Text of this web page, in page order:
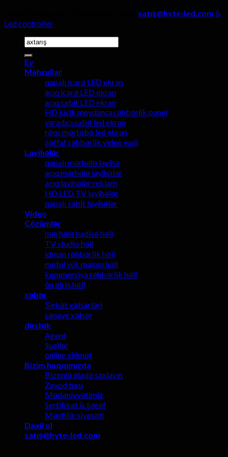
satış@hyte-led.com &
Led controller
Axtarmaq:
Ev
Məhsullar
qapalı icarə LED ekran
açıq icarə LED ekran
açıq sabit LED ekran
HD kiçik meydança rəhbərlik panel
yaradıcı sabit led ekran
rəqs mərtəbə led ekran
şəffaf rəhbərlik video wall
Layihələr
qapalı mərhələ layihə
açıq mərhələ layihələr
açıq layihələr reklam
HD LED TV layihələr
qapalı sabit layihələr
Video
Çözümlər
mərhələ hadisə həll
TV studio həll
idman rəhbərlik həll
mobil yük maşını həll
kommersiya rəhbərlik həll
ön giriş həll
xəbər
Şirkət xəbərləri
sənaye xəbər
dəstək
Agent
Suallar
online xidmət
Bizim haqqımızda
Bizimlə əlaqə saxlayın
Zavod turu
Mədəniyyətimiz
Sertifikat & şərəf
Məxfilik siyasəti
Daxil ol
satış@hyte-led.com